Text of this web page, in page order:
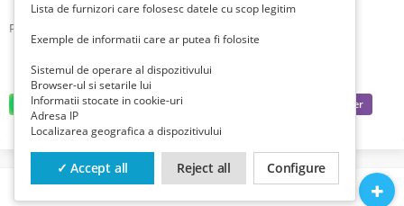
Pasiuni: copiii, matematică, psihologia educației, sport.
Ofer meditații și consultanță online la matematică pentru școală
generală, liceu și facultate în limba română sau engleză. În București fac
și în persoană. Pentru video conferințe folosesc Skype, Zoom, Teams
etc. Pentru tablă online folosesc IDROO, MIRO care sunt gratuite și merg
matematic și analiză matematică folosesc SYMBOLAB, EMATHHELP,
WOLFRAM etc. Se poate vedea în pozele atașate. Plata se poate face în
Lista de furnizori care folosesc datele cu scop legitim
Exemple de informatii care ar putea fi folosite
Sistemul de operare al dispozitivului
Browser-ul si setarile lui
Informatii stocate in cookie-uri
Adresa IP
Localizarea geografica a dispozitivului
✓ Accept all Reject all Configure